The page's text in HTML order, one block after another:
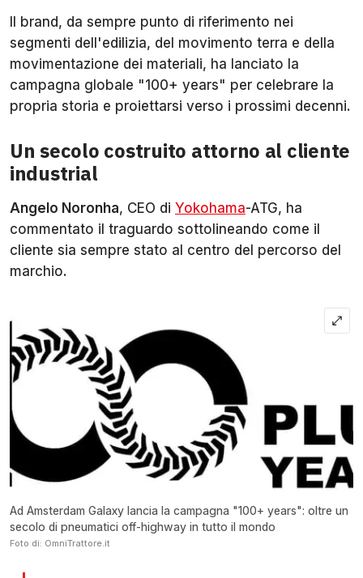
Il brand, da sempre punto di riferimento nei
segmenti dell'edilizia, del movimento terra e della
movimentazione dei materiali, ha lanciato la
campagna globale "100+ years" per celebrare la
propria storia e proiettarsi verso i prossimi decenni.
Un secolo costruito attorno al cliente
industrial
Angelo Noronha, CEO di Yokohama-ATG, ha
commentato il traguardo sottolineando come il
cliente sia sempre stato al centro del percorso del
marchio.
Ad Amsterdam Galaxy lancia la campagna "100+ years": oltre un
secolo di pneumatici off-highway in tutto il mondo
Foto di: OmniTrattore.it